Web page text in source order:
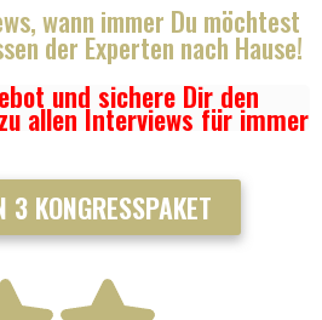
wann immer Du möchtest
der Experten nach Hause!
und sichere Dir den
allen Interviews für immer
3 KONGRESSPAKET